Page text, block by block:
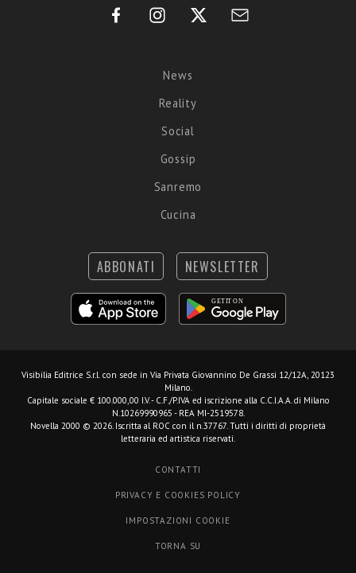
News
Reality
Social
Gossip
Sanremo
Cucina
ABBONATI NEWSLETTER
Visibilia Editrice S.r.l. con sede in Via Privata Giovannino De Grassi 12/12A, 20123
Milano.
Capitale sociale € 100.000,00 I.V. - C.F./P.IVA ed iscrizione alla C.C.I.A.A. di Milano
N.10269990965 - REA MI-2519578.
Novella 2000 © 2026. Iscritta al ROC con il n.37767. Tutti i diritti di proprietà
letteraria ed artistica riservati.
CONTATTI
PRIVACY E COOKIES POLICY
IMPOSTAZIONI COOKIE
TORNA SU